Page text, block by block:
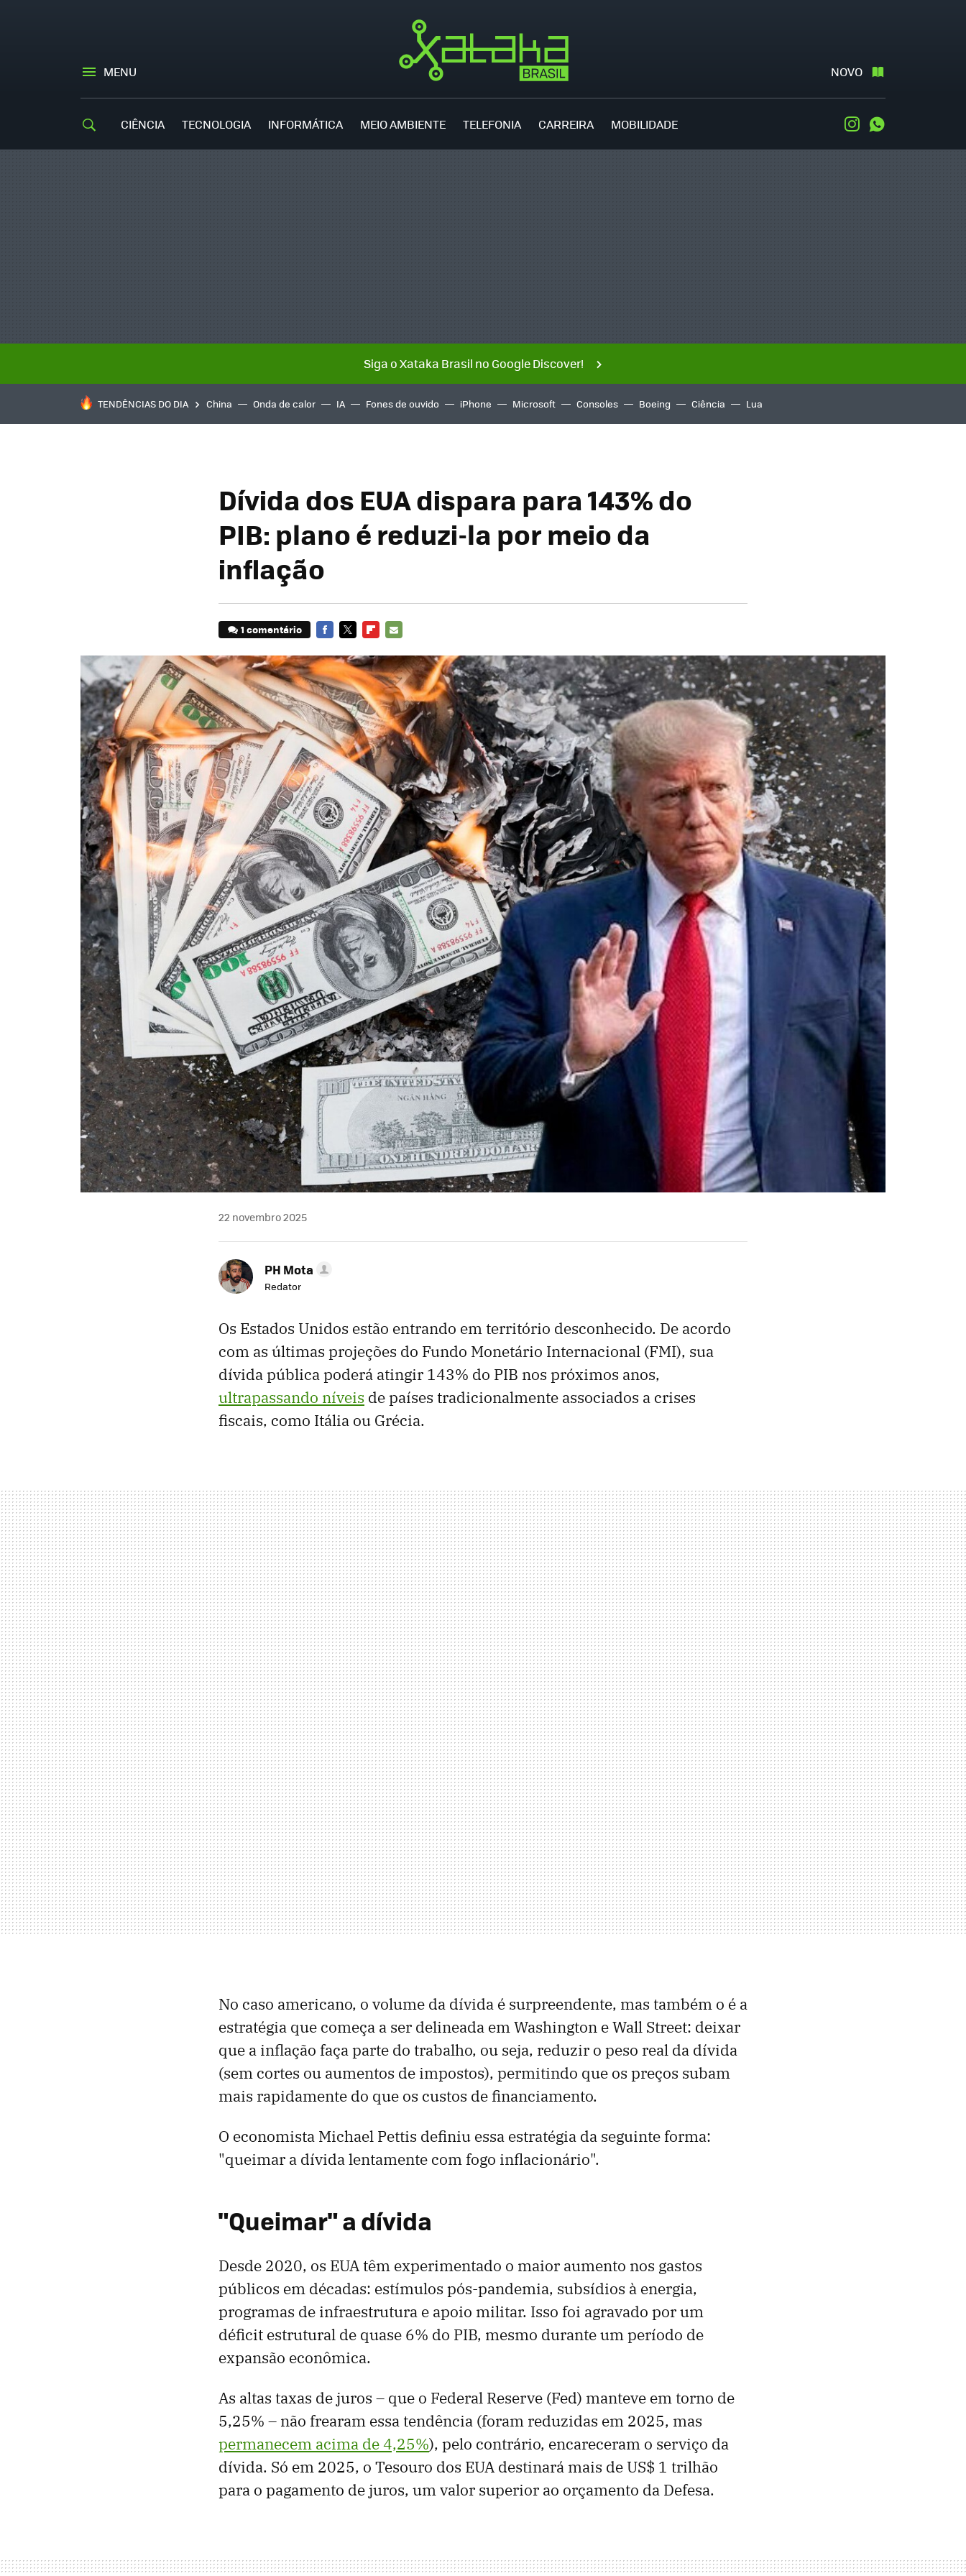
MENU NOVO
CIÊNCIA TECNOLOGIA INFORMÁTICA MEIO AMBIENTE TELEFONIA CARREIRA MOBILIDADE Instagram
Siga o Xataka Brasil no Google Discover!
TENDÊNCIAS DO DIA China Onda de calor IA Fones de ouvido iPhone Microsoft Consoles Boeing Ciência Lua
Dívida dos EUA dispara para 143% do
PIB: plano é reduzi-la por meio da
inflação
1 comentário
MAIL
22 novembro 2025
PH Mota
Redator
Os Estados Unidos estão entrando em território desconhecido. De acordo
com as últimas projeções do Fundo Monetário Internacional (FMI), sua
dívida pública poderá atingir 143% do PIB nos próximos anos,
ultrapassando níveis de países tradicionalmente associados a crises
fiscais, como Itália ou Grécia.
No caso americano, o volume da dívida é surpreendente, mas também o é a
estratégia que começa a ser delineada em Washington e Wall Street: deixar
que a inflação faça parte do trabalho, ou seja, reduzir o peso real da dívida
(sem cortes ou aumentos de impostos), permitindo que os preços subam
mais rapidamente do que os custos de financiamento.
O economista Michael Pettis definiu essa estratégia da seguinte forma:
"queimar a dívida lentamente com fogo inflacionário".
"Queimar" a dívida
Desde 2020, os EUA têm experimentado o maior aumento nos gastos
públicos em décadas: estímulos pós-pandemia, subsídios à energia,
programas de infraestrutura e apoio militar. Isso foi agravado por um
déficit estrutural de quase 6% do PIB, mesmo durante um período de
expansão econômica.
As altas taxas de juros – que o Federal Reserve (Fed) manteve em torno de
5,25% – não frearam essa tendência (foram reduzidas em 2025, mas
permanecem acima de 4,25%), pelo contrário, encareceram o serviço da
dívida. Só em 2025, o Tesouro dos EUA destinará mais de US$ 1 trilhão
para o pagamento de juros, um valor superior ao orçamento da Defesa.